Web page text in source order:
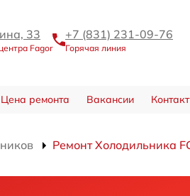
33
Fagor
+7 (831) 231-09-76
Горячая линия
Цена ремонта Вакансии
Ремонт Холодильника